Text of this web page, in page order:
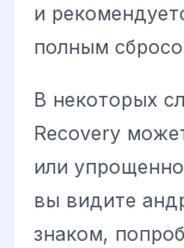
и
полным
В некоторых
Recovery
или
вы видите
знаком,